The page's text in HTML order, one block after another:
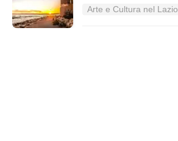
Arte e Cultura nel Lazio